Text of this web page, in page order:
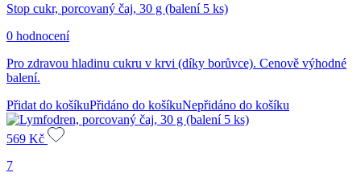
Stop cukr, porcovaný čaj, 30 g (balení 5 ks)
0 hodnocení
Pro zdravou hladinu cukru v krvi (díky borůvce). Cenově výhodné
balení.
Přidat do košíkuPřidáno do košíkuNepřidáno do košíku
569 Kč
7